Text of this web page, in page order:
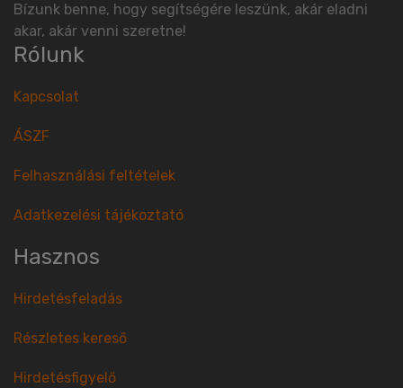
Bízunk benne, hogy segítségére leszünk, akár eladni
akar, akár venni szeretne!
Rólunk
Kapcsolat
ÁSZF
Felhasználási feltételek
Adatkezelési tájékoztató
Hasznos
Hirdetésfeladás
Részletes kereső
Hirdetésfigyelő